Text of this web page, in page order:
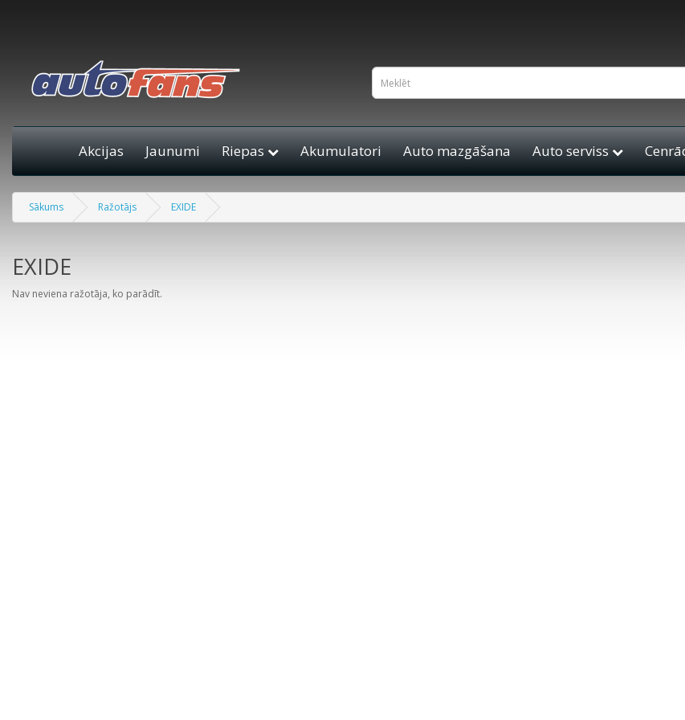
Akcijas Jaunumi Riepas Akumulatori Auto mazgāšana Auto serviss
Sākums Ražotājs EXIDE
EXIDE
Nav neviena ražotāja, ko parādīt.